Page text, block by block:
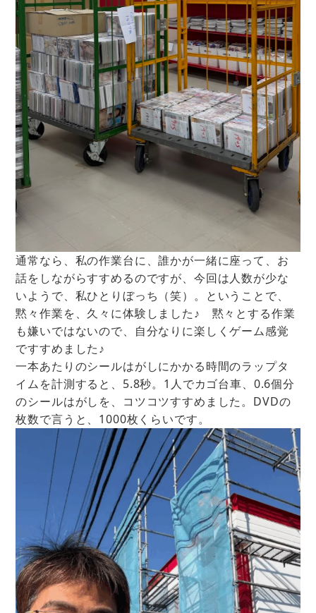
通常なら、私の作業台に、誰かが一緒に座って、お
話をしながらすすめるのですが、今回は人数が少な
いようで、私ひとりぼっち（笑）。ということで、
黙々作業を、久々に体験しました♪ 黙々とする作業
も嫌いではないので、自分なりに楽しくゲーム感覚
ですすめました♪
一本あたりのシールはがしにかかる時間のラップタ
イムを計測すると、5.8秒。1人でカゴ台車、0.6個分
のシールはがしを、コツコツすすめました。DVDの
枚数で言うと、1000枚くらいです。